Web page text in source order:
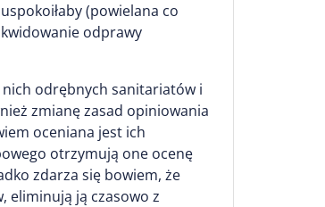
(powielana co
odprawy
nich odrębnych sanitariatów i
zmianę zasad opiniowania
oceniana jest ich
otrzymują one ocenę
zdarza się bowiem, że
eliminują ją czasowo z